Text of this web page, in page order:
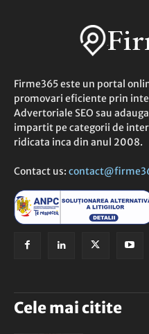
Firme365 este un portal
promovari eficiente prin
Advertoriale SEO sau
impartit pe categorii de
ridicata inca din anul 2008.
Contact us:
Cele mai citite